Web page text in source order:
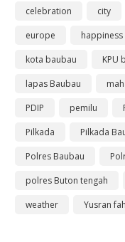
celebration
city
europe
happiness
kota baubau
KPU
lapas Baubau
PDIP
pemilu
Pilkada
Pilkada
Polres Baubau
polres Buton tengah
weather
Yusran